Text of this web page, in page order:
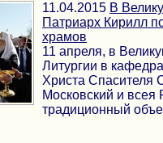
11.04.2015 В
Патриарх Кирилл
храмов
11 апреля, в
Литургии в
Христа Спасителя
Московский и
традиционный